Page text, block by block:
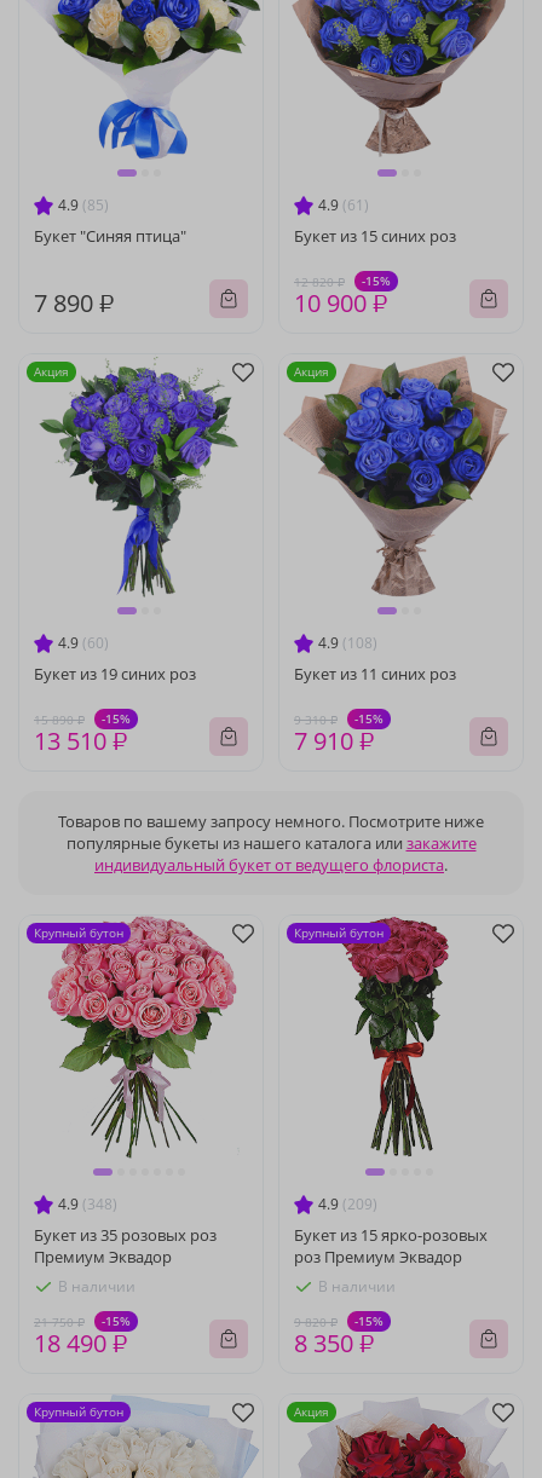
4.9 (85)
Букет "Синяя птица"
7 890 ₽
4.9 (61)
Букет из 15 синих роз
12 820 ₽ -15%
10 900 ₽
4.9 (60)
Букет из 19 синих роз
15 890 ₽ -15%
13 510 ₽
Акция
4.9 (108)
Букет из 11 синих роз
9 310 ₽ -15%
7 910 ₽
Акция
Товаров по вашему запросу немного. Посмотрите ниже
популярные букеты из нашего каталога или закажите
индивидуальный букет от ведущего флориста.
4.9 (348)
Букет из 35 розовых роз
Премиум Эквадор
В наличии
21 750 ₽ -15%
18 490 ₽
Крупный бутон
4.9 (209)
Букет из 15 ярко-розовых
роз Премиум Эквадор
В наличии
9 820 ₽ -15%
8 350 ₽
Крупный бутон
Крупный бутон Акция